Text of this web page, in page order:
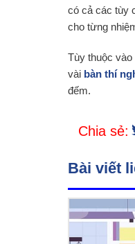
có cả các tùy
cho từng
Tùy thuộc
vài bàn thí
đếm.
Chia sẻ:
Bài viết